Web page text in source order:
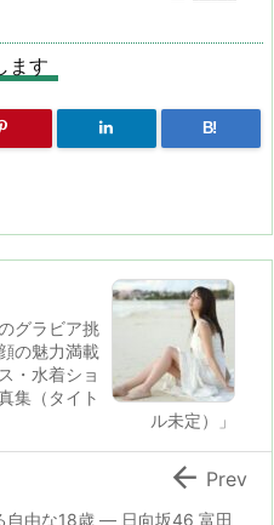
o
ar
d
dr
p.
io
ます
B!
グラビア挑
の魅力満載
・水着ショ
集（タイト
ル未定）」
自由な18歳 — 日向坂46 富田
 Prev